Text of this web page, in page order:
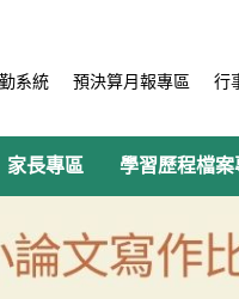
系統
預決算月報專區 行
家長專區 學習歷程檔案